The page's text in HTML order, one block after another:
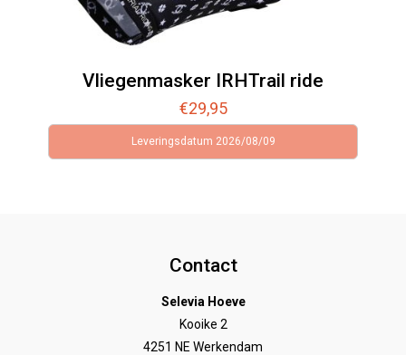
Vliegenmasker IRHTrail ride
€29,95
Leveringsdatum 2026/08/09
Contact
Selevia Hoeve
Kooike 2
4251 NE Werkendam